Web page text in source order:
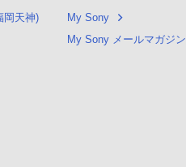
岡天神)
My Sony
My Sony メールマガジン